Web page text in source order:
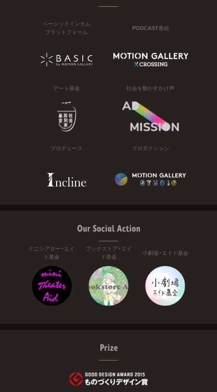
ベーシックインカム
プラットフォーム
PODCAST番組
アート基金 社会を動かすかけ声
プロデュース プロダクション
Our Social Action
ミニシアター・エイ
ド基金
ブックストア・エイ
ド基金
小劇場・エイド基金
Prize